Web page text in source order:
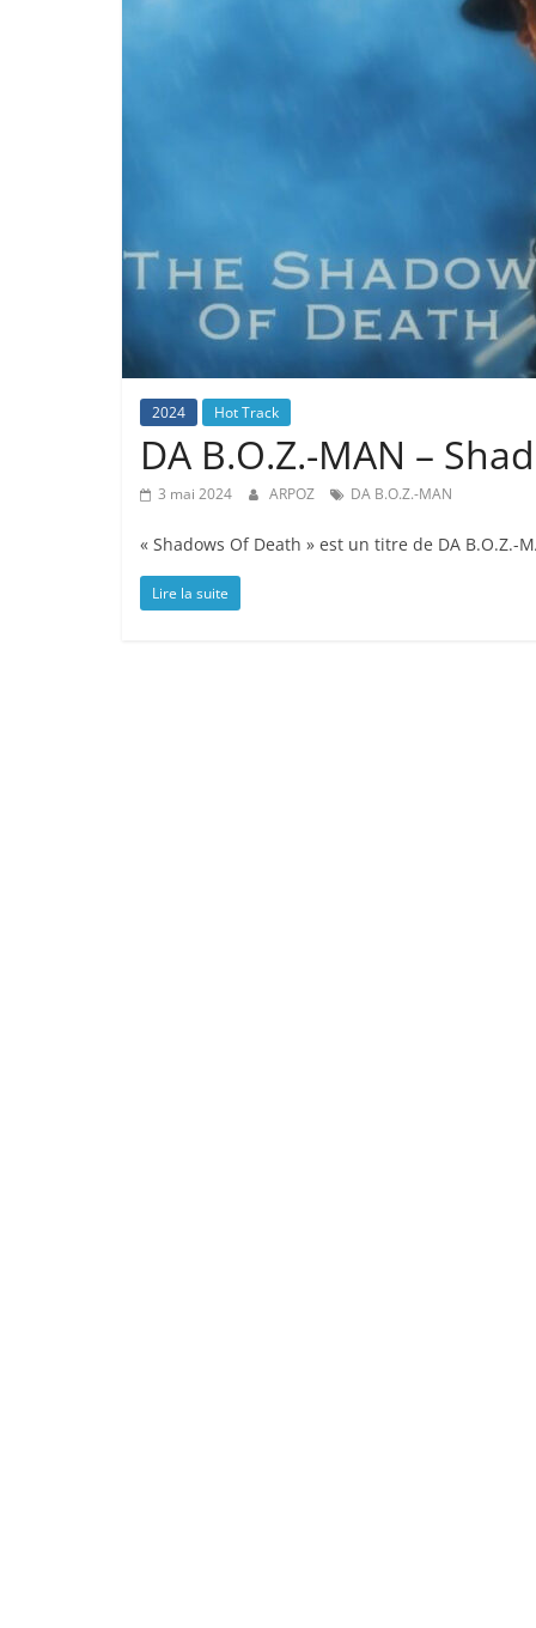
2024 Hot Track
DA B.O.Z.-MAN –
3 mai 2024 ARPOZ DA B.O.Z.-MAN
« Shadows Of Death » est un titre de DA B.O.Z.-
Lire la suite